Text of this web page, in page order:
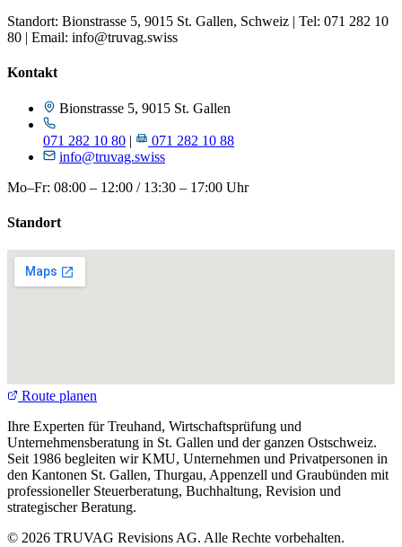
Standort: Bionstrasse 5, 9015 St. Gallen, Schweiz | Tel: 071 282 10
80 | Email: info@truvag.swiss
Kontakt
Bionstrasse 5, 9015 St. Gallen
071 282 10 80 |
071 282 10 88
info@truvag.swiss
Mo–Fr: 08:00 – 12:00 / 13:30 – 17:00 Uhr
Standort
Route planen
Ihre Experten für Treuhand, Wirtschaftsprüfung und
Unternehmensberatung in St. Gallen und der ganzen Ostschweiz.
Seit 1986 begleiten wir KMU, Unternehmen und Privatpersonen in
den Kantonen St. Gallen, Thurgau, Appenzell und Graubünden mit
professioneller Steuerberatung, Buchhaltung, Revision und
strategischer Beratung.
© 2026 TRUVAG Revisions AG. Alle Rechte vorbehalten.